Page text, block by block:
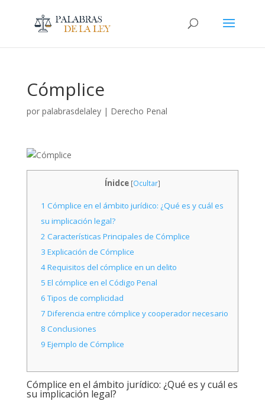
Cómplice
por palabrasdelaley| Derecho Penal
Ínidce [Ocultar]
1 Cómplice en el ámbito jurídico: ¿Qué es y cuál es
su implicación legal?
2 Características Principales de Cómplice
3 Explicación de Cómplice
4Requisitos del cómplice en un delito
5 El cómplice en el Código Penal
6Tipos de complicidad
7 Diferencia entre cómplice y cooperador necesario
8 Conclusiones
9 Ejemplo de Cómplice
Cómplice en el ámbito jurídico: ¿Qué es y cuál es
su implicación legal?